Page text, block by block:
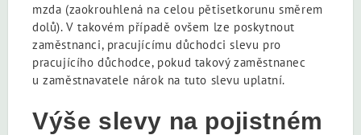
mzda (zaokrouhlená na celou pětisetkorunu směrem
dolů). V takovém případě ovšem lze poskytnout
zaměstnanci, pracujícímu důchodci slevu pro
pracujícího důchodce, pokud takový zaměstnanec
u zaměstnavatele nárok na tuto slevu uplatní.
Výše slevy na pojistném